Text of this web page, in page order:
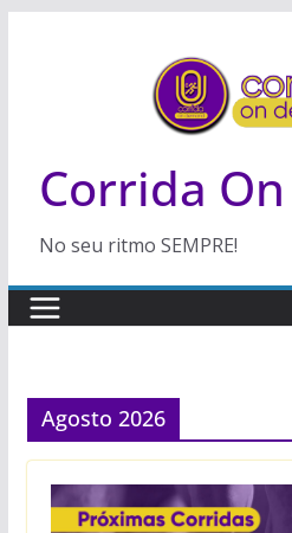
Corrida
No seu ritmo SEMPRE!
Agosto 2026